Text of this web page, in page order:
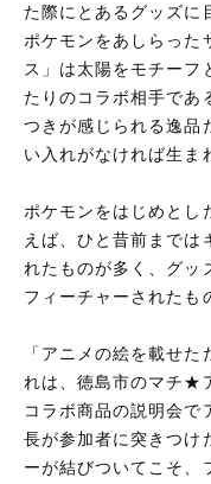
た際にとあるグッズに
ポケモンをあしらった
ス」は太陽をモチーフ
たりのコラボ相手であ
つきが感じられる逸品
い入れがなければ生ま
ポケモンをはじめとし
えば、ひと昔前までは
れたものが多く、グッ
フィーチャーされたも
「アニメの絵を載せ
れは、徳島市のマチ★
コラボ商品の説明会
長が参加者に突きつけ
ーが結びついてこそ、